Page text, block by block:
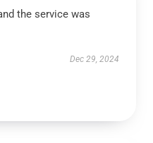
the service was
Dec 29, 2024